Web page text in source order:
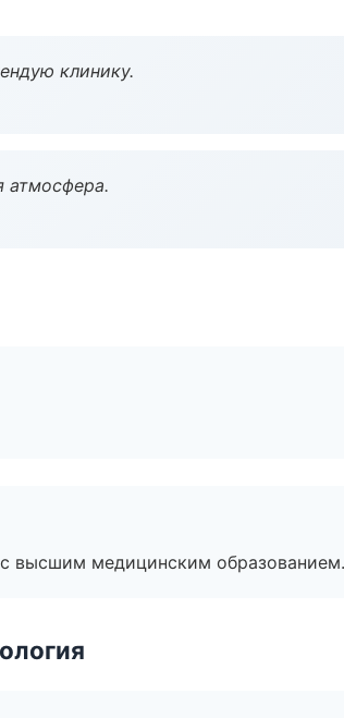
клинику.
атмосфера.
высшим медицинским образованием.